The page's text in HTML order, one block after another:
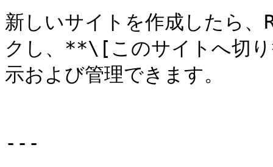
新しいサイトを作成したら
クし、**\[このサイトへ切
示および管理できます。
---